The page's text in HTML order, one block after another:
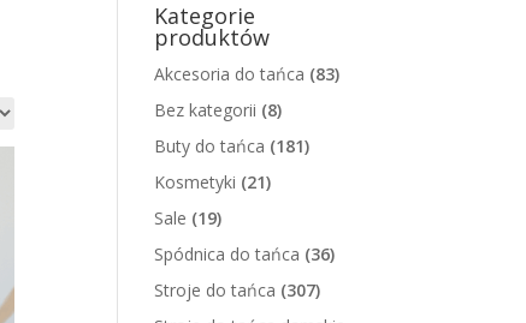
Kategorie
produktów
Akcesoria do tańca (83)
Bez kategorii (8)
Buty do tańca (181)
Kosmetyki (21)
Sale (19)
Spódnica do tańca (36)
Stroje do tańca (307)